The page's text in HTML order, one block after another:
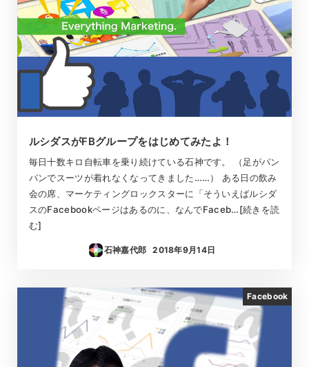
ルシダスがFBグループをはじめてみたよ！
毎日十数キロ自転車を乗り続けている石神です。 （足がパン
パンでスーツが着れなくなってきました……） ある日の飲み
会の席、マーケティングロックスターに「そういえばルシダ
スのFacebookページはあるのに、なんでFaceb…[続きを読
む]
石神嘉代郎
投稿日
2018年9月14日
Facebook